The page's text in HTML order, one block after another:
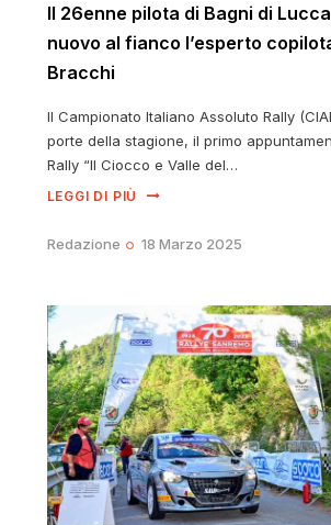
Il 26enne pilota di Bagni di
nuovo al fianco l’esperto
Bracchi
Il Campionato Italiano Assoluto Rally
porte della stagione, il primo
Rally “Il Ciocco e Valle del…
LEGGI DI PIÙ
Redazione 18 Marzo 2025